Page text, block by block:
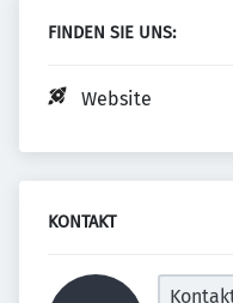
FINDEN SIE UNS:
Website
KONTAKT